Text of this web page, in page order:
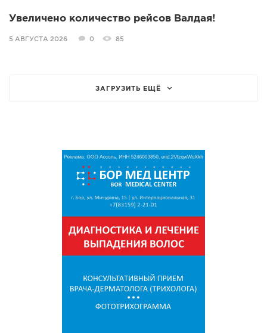
Увеличено количество рейсов Валдая!
5 АВГУСТА 2026 0 85
ЗАГРУЗИТЬ ЕЩЁ